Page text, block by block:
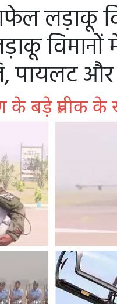
लड़ाकू
विमानों
पायलट
के बड़े प्रतीक